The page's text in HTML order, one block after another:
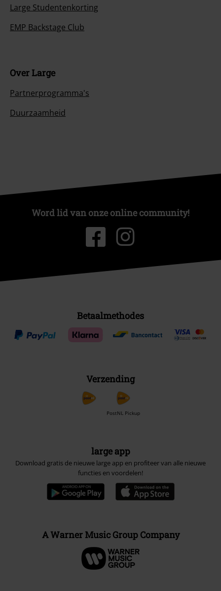
Large Studentenkorting
EMP Backstage Club
Over Large
Partnerprogramma's
Duurzaamheid
Word lid van onze online community!
Betaalmethodes
Verzending
PostNL Pickup
large app
Download gratis de nieuwe large app en profiteer van alle nieuwe
functies en voordelen!
A Warner Music Group Company